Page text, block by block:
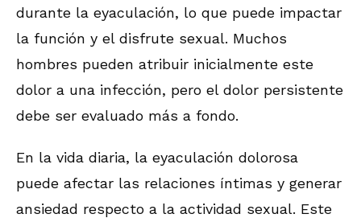
durante la eyaculación, lo que puede impactar
la función y el disfrute sexual. Muchos
hombres pueden atribuir inicialmente este
dolor a una infección, pero el dolor persistente
debe ser evaluado más a fondo.
En la vida diaria, la eyaculación dolorosa
puede afectar las relaciones íntimas y generar
ansiedad respecto a la actividad sexual. Este